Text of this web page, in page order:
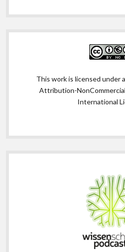
This work is licensed under a
Attribution-
International